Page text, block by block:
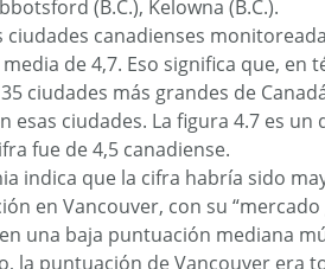
(B.C.), Kelowna (B.C.).
ciudades canadienses
de 4,7. Eso significa que, en
ciudades más grandes de
esas ciudades. La figura 4.7 es
fue de 4,5 canadiense.
indica que la cifra habría sido
en Vancouver, con su
una baja puntuación mediana
la puntuación de Vancouver era